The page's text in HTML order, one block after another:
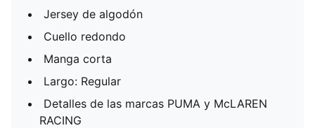
Jersey de algodón
Cuello redondo
Manga corta
Largo: Regular
Detalles de las marcas PUMA y McLAREN
RACING